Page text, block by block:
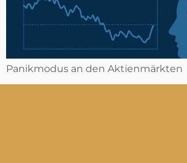
Panikmodus an den Aktienmärkten